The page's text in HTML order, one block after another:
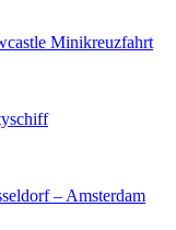
Minikreuzfahrt
– Amsterdam